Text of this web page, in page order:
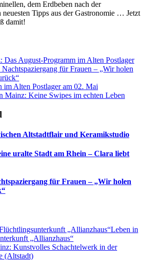
dem Erdbeben nach der
Tipps aus der Gastronomie … Jetzt
damit!
Das August-Programm im Alten Postlager
für Frauen – „Wir holen
im Alten Postlager am 02. Mai
Mainz: Keine Swipes im echten Leben
Altstadtflair und Keramikstudio
uralte Stadt am Rhein – Clara liebt
für Frauen – „Wir holen
Leben in
„Allianzhaus“